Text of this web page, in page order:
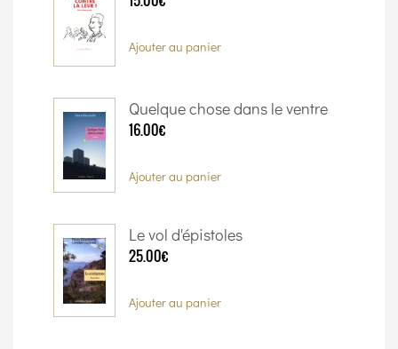
Ajouter au panier
Quelque chose dans le ventre
16.00€
Ajouter au panier
Le vol d'épistoles
25.00€
Ajouter au panier